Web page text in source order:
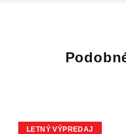
LETNÝ VÝPREDAJ